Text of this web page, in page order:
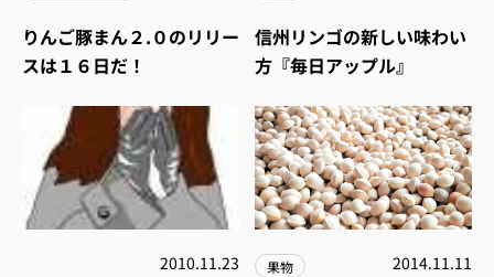
りんご豚まん２.０のリリー
スは１６日だ！
信州リンゴの新しい味わい
方『毎日アップル』
2010.11.23 果物 2014.11.11